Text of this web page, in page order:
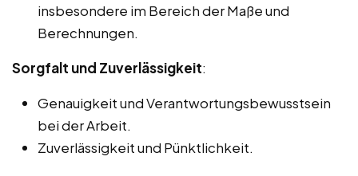
insbesondere im Bereich der Maße und
Berechnungen.
Sorgfalt und Zuverlässigkeit:
Genauigkeit und Verantwortungsbewusstsein
bei der Arbeit.
Zuverlässigkeit und Pünktlichkeit.